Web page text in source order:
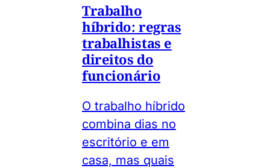
Trabalho
híbrido: regras
trabalhistas e
direitos do
funcionário
O trabalho híbrido
combina dias no
escritório e em
casa, mas quais